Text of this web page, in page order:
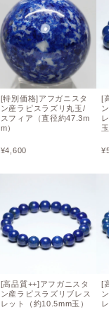
[特別価格]アフガニスタ
ン産ラピスラズリ丸玉/
スフィア（直径約47.3m
m）
¥4,600
[高品質++]アフガニスタ
ン産ラピスラズリブレス
レット（約10.5mm玉）
[
¥
[